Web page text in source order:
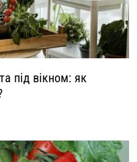
під вікном: як